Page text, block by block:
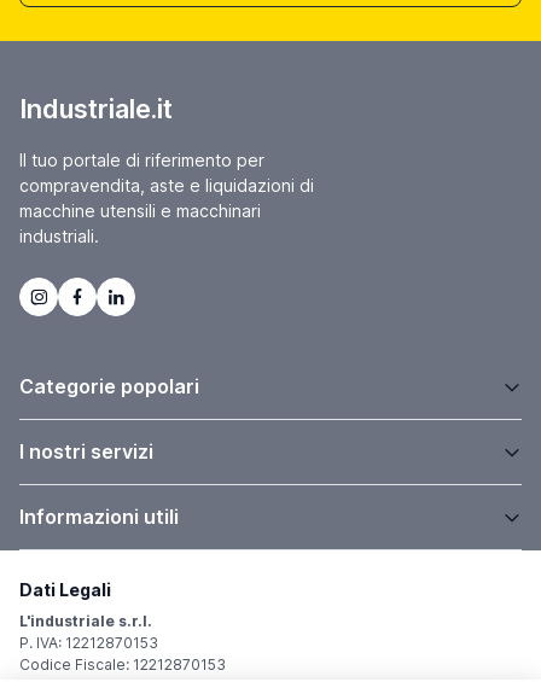
Industriale.it
Il tuo portale di riferimento per
compravendita, aste e liquidazioni di
macchine utensili e macchinari
industriali.
Categorie popolari
I nostri servizi
Informazioni utili
Dati Legali
L'industriale s.r.l.
P. IVA: 12212870153
Codice Fiscale: 12212870153